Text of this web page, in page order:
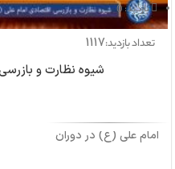
بازدید: 0
تعداد بازدید:1117
شیوه نظارت و
امام علی (ع) در دوران